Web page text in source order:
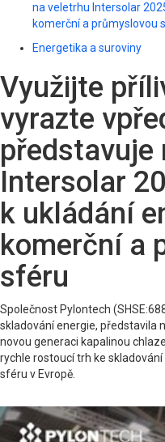
na veletrhu Intersolar
komerční a průmyslovou
Energetika a suroviny
Využijte
vyrazte
představuje
Intersolar
k ukládání
komerční a
sféru
Společnost Pylontech
skladování energie, představila
novou generaci kapalinou
rychle rostoucí trh ke
sféru v Evropě.